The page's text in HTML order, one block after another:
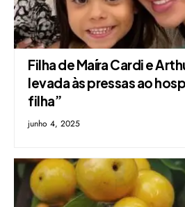
Filha de Maíra Cardi e
levada às pressas ao
filha”
junho 4, 2025